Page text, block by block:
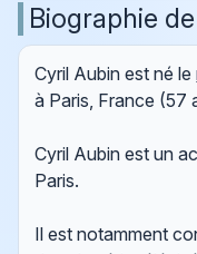
Biographie
Cyril Aubin est né le
à Paris, France (57
Cyril Aubin est un
Paris.
Il est notamment